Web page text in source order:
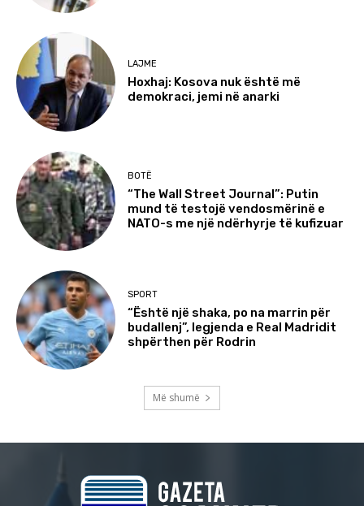
LAJME
Hoxhaj: Kosova nuk është më
demokraci, jemi në anarki
BOTË
“The Wall Street Journal”: Putin
mund të testojë vendosmërinë e
NATO-s me një ndërhyrje të kufizuar
SPORT
“Është një shaka, po na marrin për
budallenj”, legjenda e Real Madridit
shpërthen për Rodrin
Më shumë